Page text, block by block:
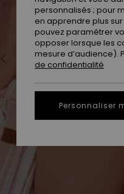
personnalisés ; pour
en apprendre plus
pouvez paramétrer
opposer lorsque les
mesure d’audience).
de confidentialité
Personnaliser